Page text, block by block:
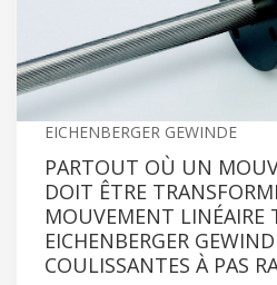
EICHENBERGER GEWINDE
PARTOUT OÙ UN
DOIT ÊTRE
MOUVEMENT LINÉAIRE
EICHENBERGER
COULISSANTES À PAS